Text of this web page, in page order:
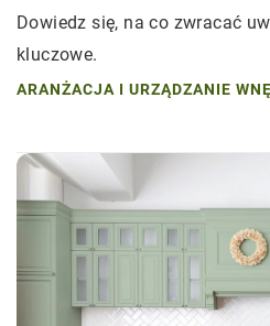
Dowiedz się, na co zwracać
kluczowe.
ARANŻACJA I URZĄDZANIE